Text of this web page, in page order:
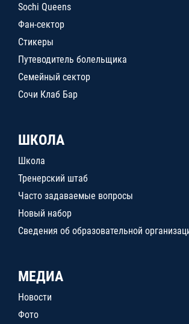
Sochi Queens
Фан-сектор
Стикеры
Путеводитель болельщика
Семейный сектор
Сочи Клаб Бар
ШКОЛА
Школа
Тренерский штаб
Часто задаваемые вопросы
Новый набор
Сведения об образовательной
МЕДИА
Новости
Фото